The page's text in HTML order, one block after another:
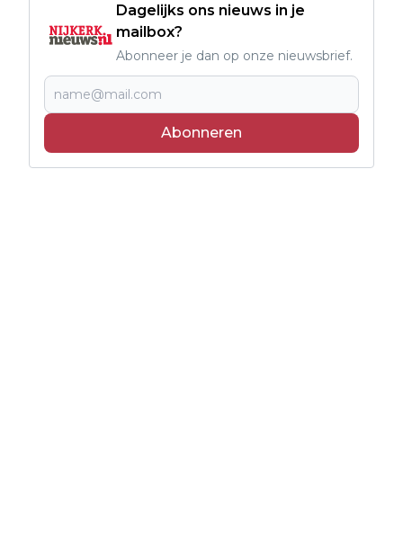
Dagelijks ons nieuws in je
mailbox?
Abonneer je dan op onze nieuwsbrief.
Abonneren